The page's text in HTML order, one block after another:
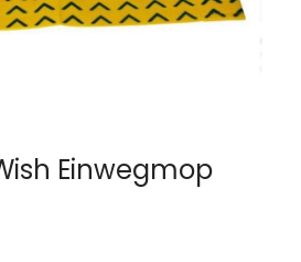
Einwegmop